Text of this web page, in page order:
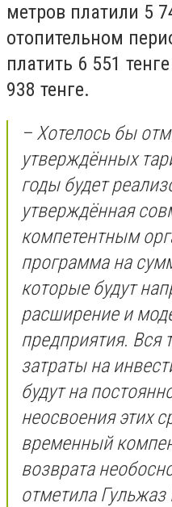
метров платили 5
отопительном
платить 6 551
938 тенге.
– Хотелось бы
утверждённых
годы будет
утверждённая
компетентным
программа на
которые будут
расширение и
предприятия. Вся
затраты на
будут на
неосвоения этих
временный
возврата
отметила Гульжаз